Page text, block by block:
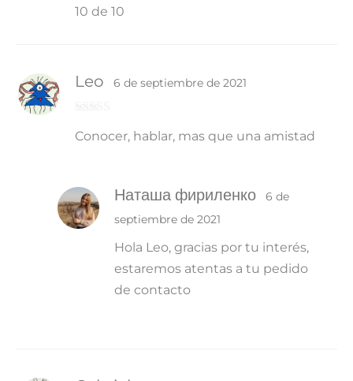
5de 5
10 de 10
5de 5
Leo 6 de septiembre de 2021
Conocer, hablar, mas que una amistad
Наташа фириленко
6 de
septiembre de 2021
Hola Leo, gracias por tu interés,
estaremos atentas a tu pedido
de contacto